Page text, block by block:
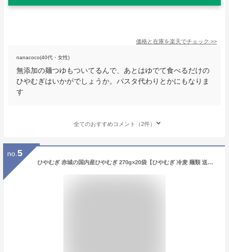
価格と在庫を楽天でチェック >>
nanacoco(40代・女性)
無添加の麺つゆもついてるんで、あとはゆでて食べるだけの
ひやむぎはいかがでしょうか。パスタ代わりとかにもなりま
す
全てのおすすめコメント（2件）
no. 5
ひやむぎ 赤城の国内産ひやむぎ 270g×20袋【ひやむぎ 冷麦 麺類 送料無料】【北海道産小麦100％使用 業務用 お徳用 ケース 通販 販売 お取り寄せ】